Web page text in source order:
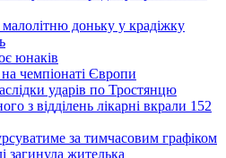
доньку у крадіжку
юнаків
на чемпіонаті Європи
ударів по Тростянцю
з відділень лікарні вкрали 152
за тимчасовим графіком
загинула жителька